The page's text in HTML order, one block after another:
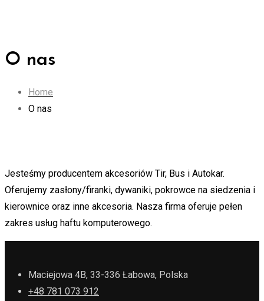
O nas
Home
O nas
Jesteśmy producentem akcesoriów Tir, Bus i Autokar.
Oferujemy zasłony/firanki, dywaniki, pokrowce na siedzenia i
kierownice oraz inne akcesoria. Nasza firma oferuje pełen
zakres usług haftu komputerowego.
Maciejowa 4B, 33-336 Łabowa, Polska
+48 781 073 912